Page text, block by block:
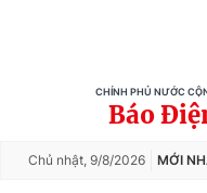
CHÍNH PHỦ NƯỚC
Báo
Chủ nhật, 9/8/2026 MỚI